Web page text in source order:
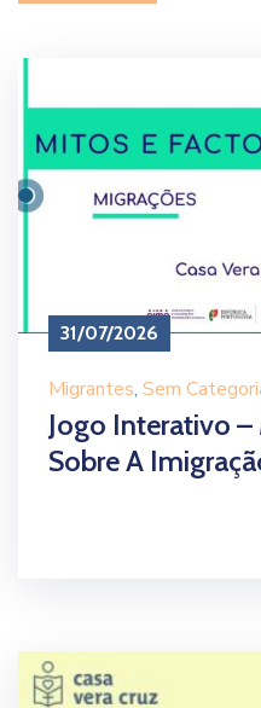
31/07/2026
Migrantes‚ Sem
Jogo Interativo
Sobre A